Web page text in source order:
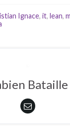
Ignace, it, lean,
Bataille